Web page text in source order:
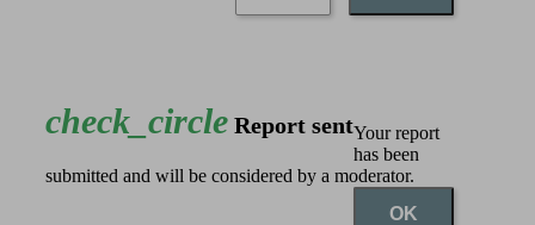
check_circle Report sentYour report
has been
submitted and will be considered by a moderator.
OK